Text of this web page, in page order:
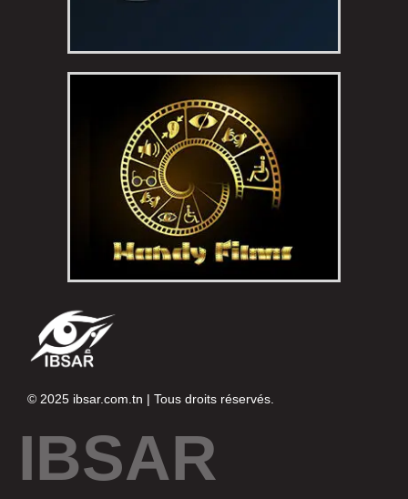
© 2025 ibsar.com.tn | Tous droits réservés.
IBSAR